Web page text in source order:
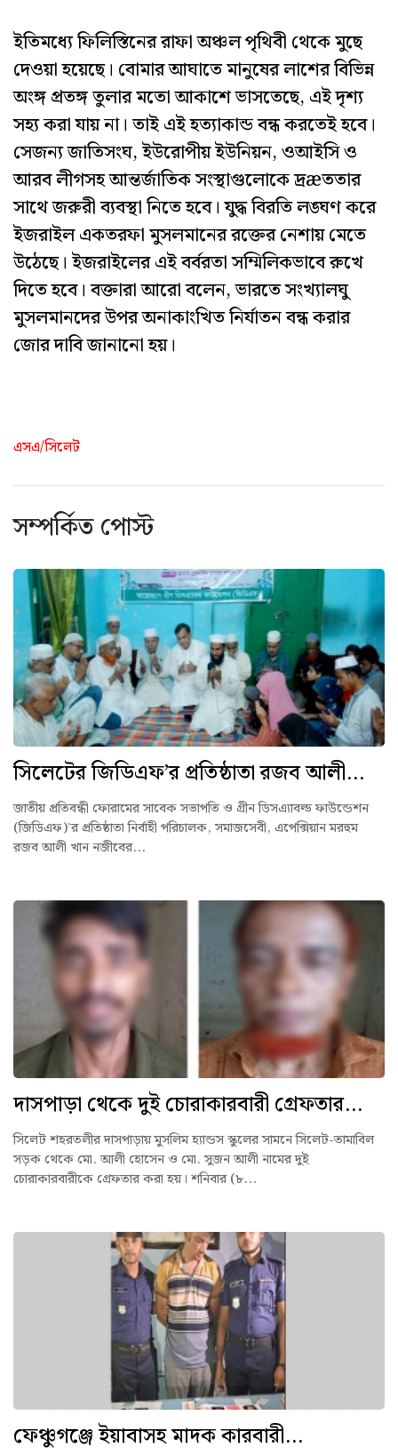
ইতিমধ্যে ফিলিস্তিনের রাফা অঞ্চল পৃথিবী থেকে মুছে
দেওয়া হয়েছে। বোমার আঘাতে মানুষের লাশের বিভিন্ন
অংঙ্গ প্রতঙ্গ তুলার মতো আকাশে ভাসতেছে, এই দৃশ্য
সহ্য করা যায় না। তাই এই হত্যাকান্ড বন্ধ করতেই হবে।
সেজন্য জাতিসংঘ, ইউরোপীয় ইউনিয়ন, ওআইসি ও
আরব লীগসহ আন্তর্জাতিক সংস্থাগুলোকে দ্রæততার
সাথে জরুরী ব্যবস্থা নিতে হবে। যুদ্ধ বিরতি লঙ্ঘণ করে
ইজরাইল একতরফা মুসলমানের রক্তের নেশায় মেতে
উঠেছে। ইজরাইলের এই বর্বরতা সম্মিলিকভাবে রুখে
দিতে হবে। বক্তারা আরো বলেন, ভারতে সংখ্যালঘু
মুসলমানদের উপর অনাকাংখিত নির্যাতন বন্ধ করার
জোর দাবি জানানো হয়।
এসএ/সিলেট
সম্পর্কিত পোস্ট
সিলেটের জিডিএফ’র প্রতিষ্ঠাতা রজব আলী...
জাতীয় প্রতিবন্ধী ফোরামের সাবেক সভাপতি ও গ্রীন ডিসএ্যাবল্ড ফাউন্ডেশন
(জিডিএফ)’র প্রতিষ্ঠাতা নির্বাহী পরিচালক, সমাজসেবী, এপেক্সিয়ান মরহুম
রজব আলী খান নজীবের...
দাসপাড়া থেকে দুই চোরাকারবারী গ্রেফতার...
সিলেট শহরতলীর দাসপাড়ায় মুসলিম হ্যান্ডস স্কুলের সামনে সিলেট-তামাবিল
সড়ক থেকে মো. আলী হোসেন ও মো. সুজন আলী নামের দুই
চোরাকারবারীকে গ্রেফতার করা হয়। শনিবার (৮...
ফেঞ্চুগঞ্জে ইয়াবাসহ মাদক কারবারী...